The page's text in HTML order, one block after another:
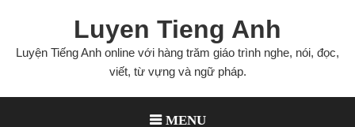
Luyen Tieng Anh
Luyện Tiếng Anh online với hàng trăm giáo trình nghe, nói, đọc,
viết, từ vựng và ngữ pháp.
MENU